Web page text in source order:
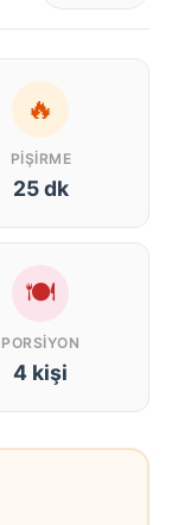
🔥
PIŞIRME
25 dk
🍽
PORSIYON
4 kişi